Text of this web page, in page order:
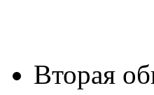
Вторая